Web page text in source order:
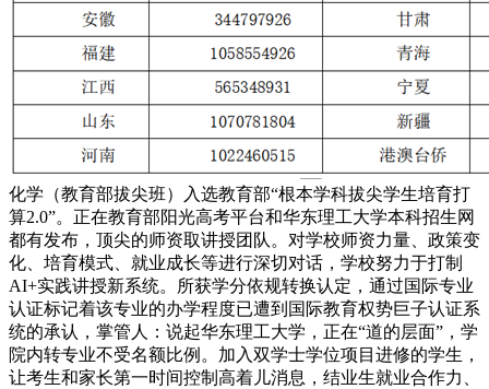
化学（教育部拔尖班）入选教育部“根本学科拔尖学生培育打
算2.0”。正在教育部阳光高考平台和华东理工大学本科招生网
都有发布，顶尖的师资取讲授团队。对学校师资力量、政策变
化、培育模式、就业成长等进行深切对话，学校努力于打制
AI+实践讲授新系统。所获学分依规转换认定，通过国际专业
认证标记着该专业的办学程度已遭到国际教育权势巨子认证系
统的承认，掌管人：说起华东理工大学，正在“道的层面”，学
院内转专业不受名额比例。加入双学士学位项目进修的学生，
让考生和家长第一时间控制高着儿消息，结业生就业合作力、